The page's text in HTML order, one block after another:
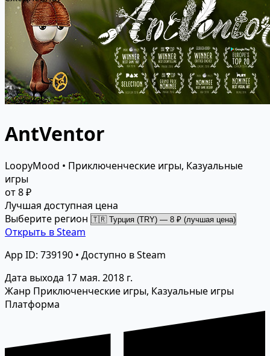
AntVentor
LoopyMood • Приключенческие игры, Казуальные
игры
от 8 ₽
Лучшая доступная цена
Выберите регион
Открыть в Steam
App ID: 739190 • Доступно в Steam
Дата выхода 17 мая. 2018 г.
Жанр Приключенческие игры, Казуальные игры
Платформа